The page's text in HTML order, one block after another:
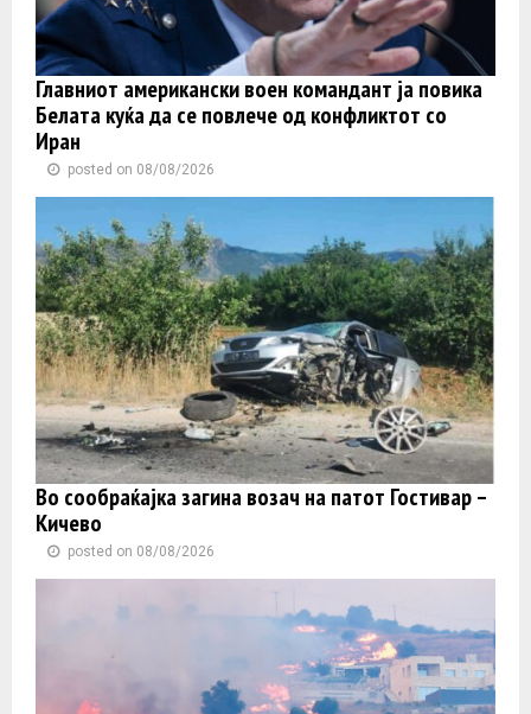
Главниот американски воен командант ја повика
Белата куќа да се повлече од конфликтот со
Иран
posted on 08/08/2026
Во сообраќајка загина возач на патот Гостивар –
Кичево
posted on 08/08/2026